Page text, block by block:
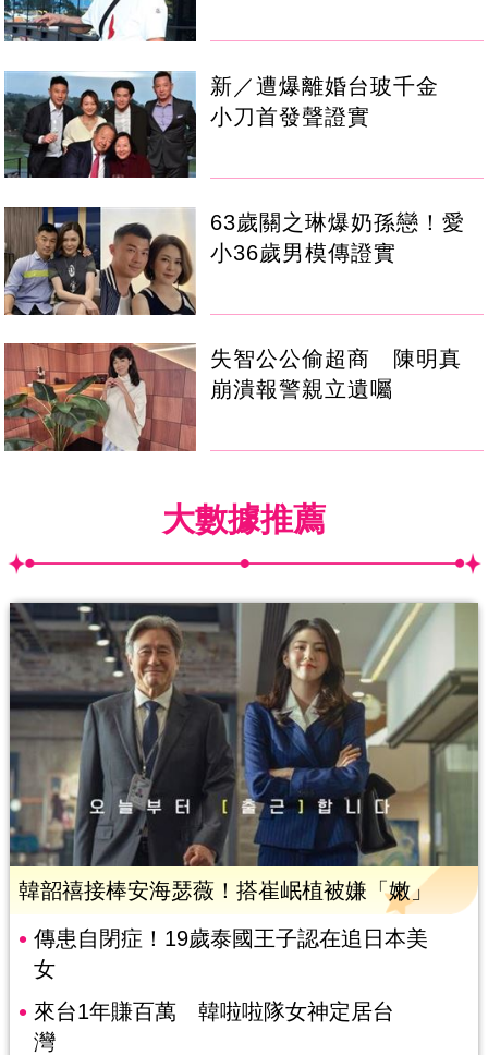
新／遭爆離婚台玻千金
小刀首發聲證實
63歲關之琳爆奶孫戀！愛
小36歲男模傳證實
失智公公偷超商 陳明真
崩潰報警親立遺囑
大數據推薦
韓韶禧接棒安海瑟薇！搭崔岷植被嫌「嫩」
傳患自閉症！19歲泰國王子認在追日本美
女
來台1年賺百萬 韓啦啦隊女神定居台
灣